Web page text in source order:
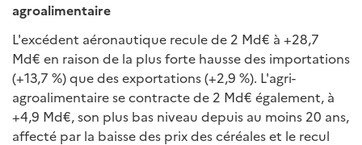
agroalimentaire
L'excédent aéronautique recule de 2 Md€ à +28,7
Md€ en raison de la plus forte hausse des importations
(+13,7 %) que des exportations (+2,9 %). L'agri-
agroalimentaire se contracte de 2 Md€ également, à
+4,9 Md€, son plus bas niveau depuis au moins 20 ans,
affecté par la baisse des prix des céréales et le recul